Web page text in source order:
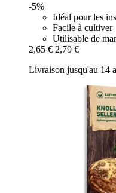
-5%
Idéal pour les
Facile à cultiver
Utilisable de
2,65 € 2,79 €
Livraison jusqu'au 14